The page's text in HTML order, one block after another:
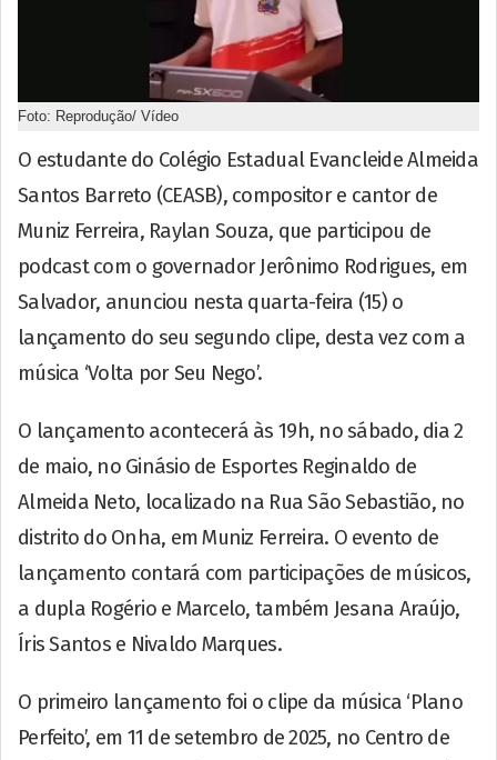
Foto: Reprodução/ Vídeo
O estudante do Colégio Estadual Evancleide Almeida
Santos Barreto (CEASB), compositor e cantor de
Muniz Ferreira, Raylan Souza, que participou de
podcast com o governador Jerônimo Rodrigues, em
Salvador, anunciou nesta quarta-feira (15) o
lançamento do seu segundo clipe, desta vez com a
música ‘Volta por Seu Nego’.
O lançamento acontecerá às 19h, no sábado, dia 2
de maio, no Ginásio de Esportes Reginaldo de
Almeida Neto, localizado na Rua São Sebastião, no
distrito do Onha, em Muniz Ferreira. O evento de
lançamento contará com participações de músicos,
a dupla Rogério e Marcelo, também Jesana Araújo,
Íris Santos e Nivaldo Marques.
O primeiro lançamento foi o clipe da música ‘Plano
Perfeito’, em 11 de setembro de 2025, no Centro de